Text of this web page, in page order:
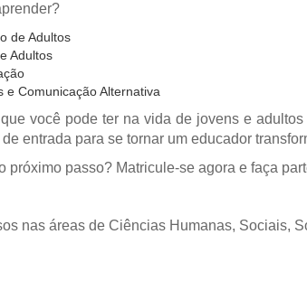
de Adultos
Adultos
e Comunicação Alternativa
você pode ter na vida de jovens e
entrada para se tornar um educador
próximo passo? Matricule-se agora e faça
nas áreas de Ciências Humanas, Sociais,